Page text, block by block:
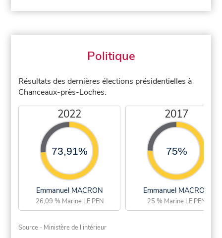
Politique
Résultats des dernières élections présidentielles à
Chanceaux-près-Loches.
2022
73,91%
Emmanuel MACRON
26,09 % Marine LE PEN
2017
75%
Emmanuel MACRON
25 % Marine LE PEN
Source - Ministère de l'intérieur